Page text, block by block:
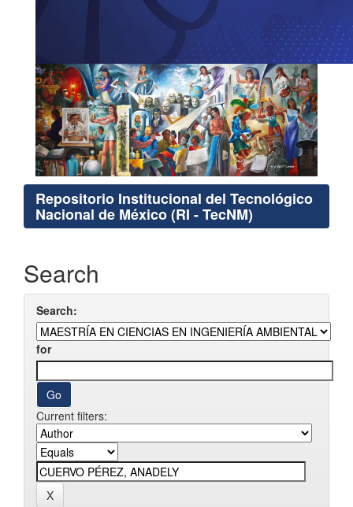
Repositorio Institucional del Tecnológico
Nacional de México (RI - TecNM)
Search
Search:
for
Current filters: